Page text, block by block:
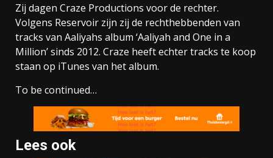
Zij dagen Craze Productions voor de rechter.
Volgens Reservoir zijn zij de rechthebbenden van
tracks van Aaliyahs album ‘Aaliyah and One in a
Million’ sinds 2012. Craze heeft echter tracks te koop
staan op iTunes van het album.
To be continued…
Lees ook